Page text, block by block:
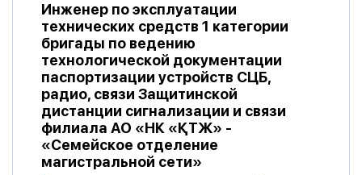
Инженер по эксплуатации
технических средств 1 категории
бригады по ведению
технологической документации
паспортизации устройств СЦБ,
радио, связи Защитинской
дистанции сигнализации и связи
филиала АО «НК «ҚТЖ» -
«Семейское отделение
магистральной сети»